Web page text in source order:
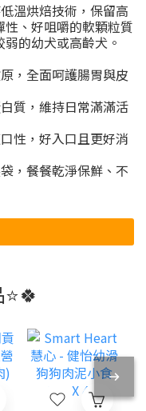
溫烘焙技術，保留高
、好咀嚼的軟顆粒質
的幼犬或高齡犬。
，全面呵護腸胃與皮
質，維持日常滿滿活
性，好入口且更好消
，餐餐乾淨保鮮、不